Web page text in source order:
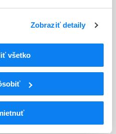
Zobraziť detaily
všetko